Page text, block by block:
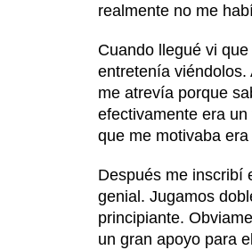
realmente no me
Cuando llegué vi
entretenía
me atrevía porque
efectivamente era
que me motivaba
Después me inscribí
genial. Jugamos
principiante.
un gran apoyo para